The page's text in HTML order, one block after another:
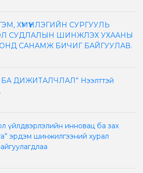
ХҮМҮҮНЛЭГИЙН СУРГУУЛЬ
СУДЛАЛЫН ШИНЖЛЭХ УХААНЫ
САНАМЖ БИЧИГ БАЙГУУЛАВ.
ДИЖИТАЛЧЛАЛ” Нээлттэй
үйлдвэрлэлийн инновац ба зах
эрдэм шинжилгээний хурал